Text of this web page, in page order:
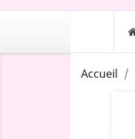
Accueil